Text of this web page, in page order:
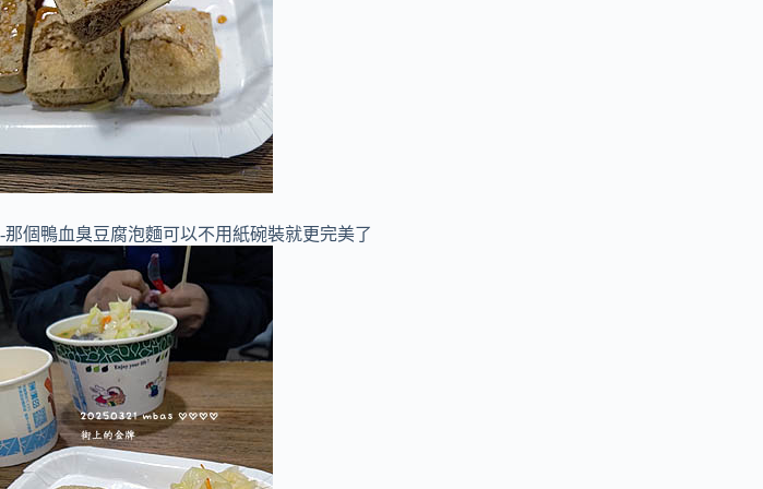
-那個鴨血臭豆腐泡麵可以不用紙碗裝就更完美了